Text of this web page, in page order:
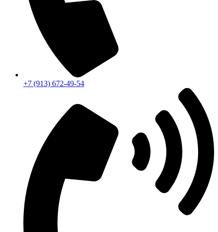
+7 (913) 672-49-54